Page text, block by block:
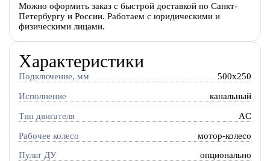
Можно оформить заказ с быстрой доставкой по Санкт-
Петербургу и России. Работаем с юридическими и
физическими лицами.
Характеристики
Подключение, мм 500x250
Исполнение канальный
Тип двигателя AC
Рабочее колесо мотор-колесо
Пульт ДУ опционально